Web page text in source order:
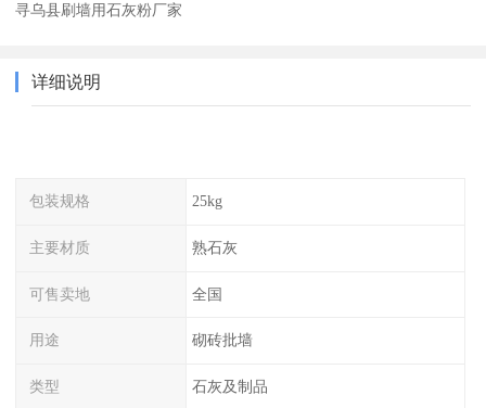
寻乌县刷墙用石灰粉厂家
详细说明
包装规格 25kg
主要材质 熟石灰
可售卖地 全国
用途 砌砖批墙
类型 石灰及制品